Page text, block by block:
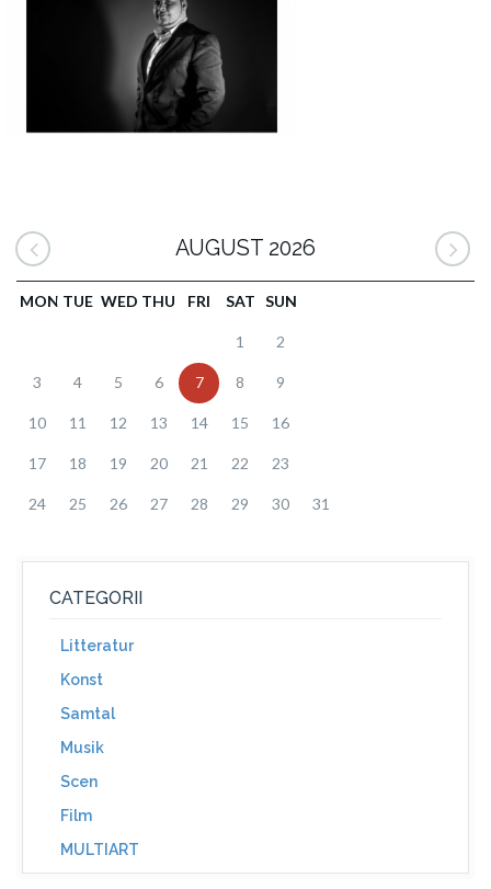
AUGUST 2026
MON TUE WED THU FRI SAT SUN
1 2
3 4 5 6 7 8 9
10 11 12 13 14 15 16
17 18 19 20 21 22 23
24 25 26 27 28 29 30 31
CATEGORII
Litteratur
Konst
Samtal
Musik
Scen
Film
MULTIART